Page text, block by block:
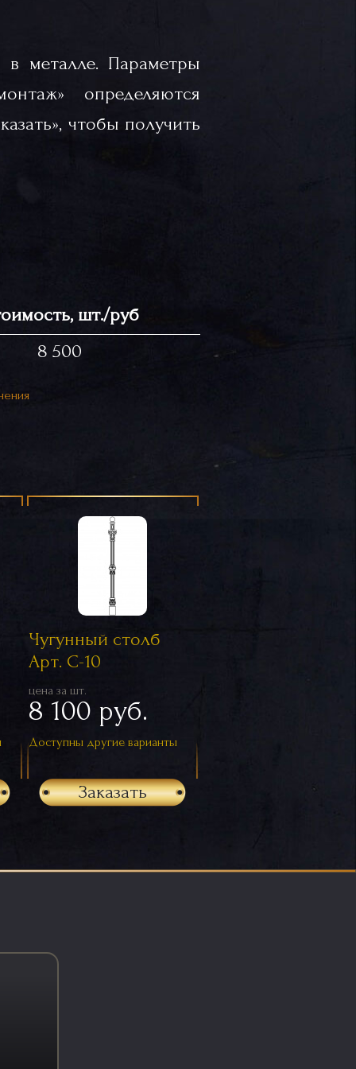
в металле. Параметры
определяются
чтобы получить
шт./руб
8 500
Чугунный столб
Арт. С-10
цена за шт.
8 100 руб.
Доступны другие варианты
Заказать